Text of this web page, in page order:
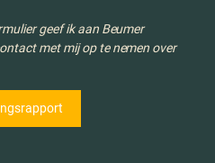
geef ik aan Beumer
met mij op te nemen over